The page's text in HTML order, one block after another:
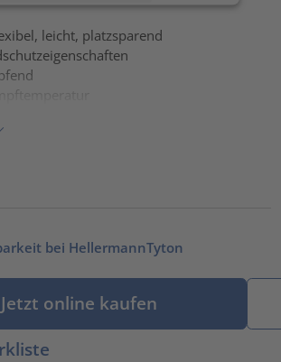
Akzeptieren
Usercentrics Consent Management Platform
leicht, platzsparend
bei HellermannTyton
Jetzt online kaufen